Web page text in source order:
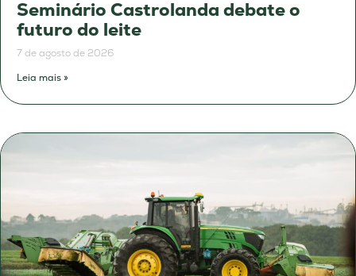
Seminário Castrolanda debate o
futuro do leite
7 de agosto de 2026
Leia mais »